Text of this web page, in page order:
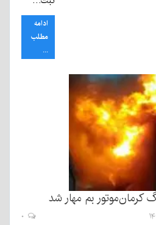
ادامه
مطلب
...
بم مهار شد